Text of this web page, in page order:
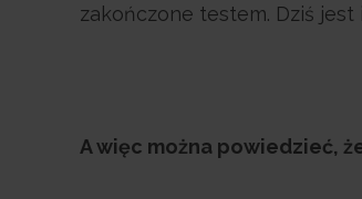
zakończone testem. Dziś jest
A więc można powiedzieć,